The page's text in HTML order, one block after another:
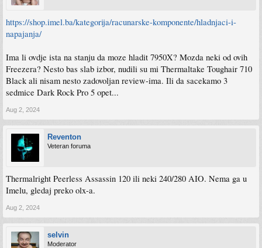
https://shop.imel.ba/kategorija/racunarske-komponente/hladnjaci-i-
napajanja/
Ima li ovdje ista na stanju da moze hladit 7950X? Mozda neki od ovih
Freezera? Nesto bas slab izbor, nudili su mi Thermaltake Toughair 710
Black ali nisam nesto zadovoljan review-ima. Ili da sacekamo 3
sedmice Dark Rock Pro 5 opet...
Aug 2, 2024
Reventon
Veteran foruma
Thermalright Peerless Assassin 120 ili neki 240/280 AIO. Nema ga u
Imelu, gledaj preko olx-a.
Aug 2, 2024
selvin
Moderator